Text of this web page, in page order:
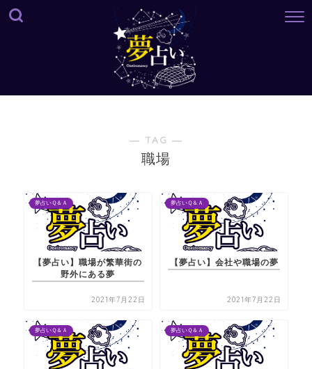
― TAG ―
職場
夢占いＱ＆Ａ
【夢占い】職場が繁華街の
野外にある夢
2021年7月22日
夢占いＱ＆Ａ
【夢占い】会社や職場の夢
2021年7月22日
夢占いＱ＆Ａ 夢占いＱ＆Ａ